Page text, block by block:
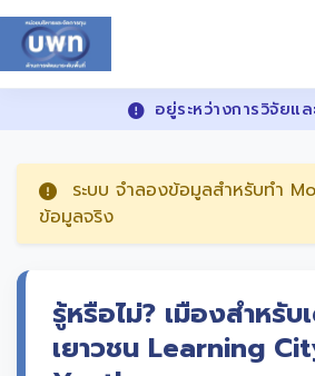
อยู่ระหว่างการวิจัยแ
ระบบ จำลองข้อมูลสำหรับทำ
ข้อมูลจริง
รู้หรือไม่? เมืองสำหรับ
เยาวชน Learning